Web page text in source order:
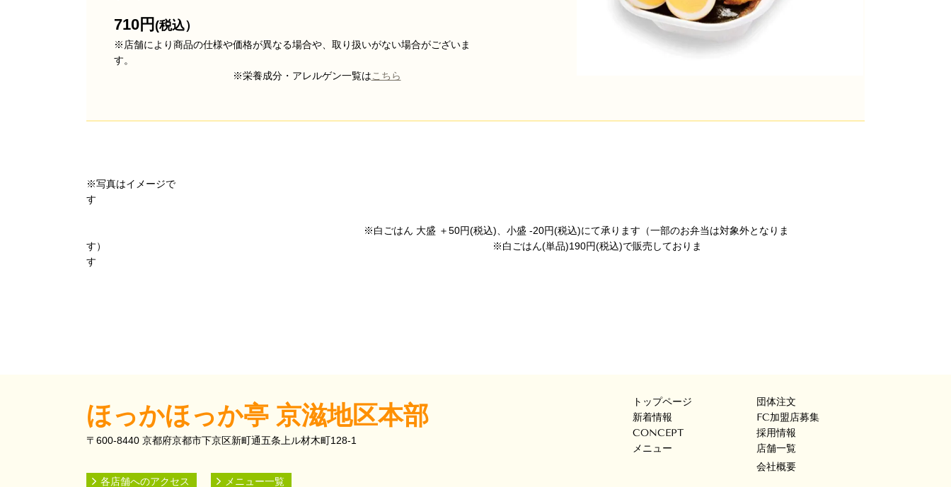
710円 (税込）
※店舗により商品の仕様や価格が異なる場合や、取り扱いがない場合がございま
す。
※栄養成分・アレルゲン一覧はこちら
※写真はイメージで
す
※白ごはん 大盛 ＋50円(税込)、小盛 -20円(税込)にて承ります（一部のお弁当は対象外となりま
す） ※白ごはん(単品)190円(税込)で販売しておりま
す
ほっかほっか亭 京滋地区本部
〒600-8440 京都府京都市下京区新町通五条上ル材木町128-1
各店舗へのアクセス メニュー一覧
トップページ
新着情報
CONCEPT
メニュー
団体注文
FC加盟店募集
採用情報
店舗一覧
会社概要